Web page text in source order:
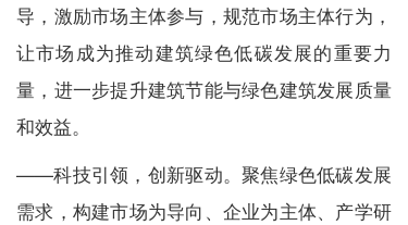
导，激励市场主体参与，规范市场主体行为，
让市场成为推动建筑绿色低碳发展的重要力
量，进一步提升建筑节能与绿色建筑发展质量
和效益。
——科技引领，创新驱动。聚焦绿色低碳发展
需求，构建市场为导向、企业为主体、产学研